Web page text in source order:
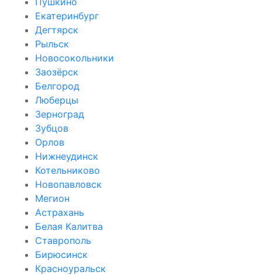
Екатеринбург
Дегтярск
Рыльск
Новосокольники
Заозёрск
Белгород
Люберцы
Зерноград
Зубцов
Орлов
Нижнеудинск
Котельниково
Новопавловск
Мегион
Астрахань
Белая Калитва
Ставрополь
Бирюсинск
Красноуральск